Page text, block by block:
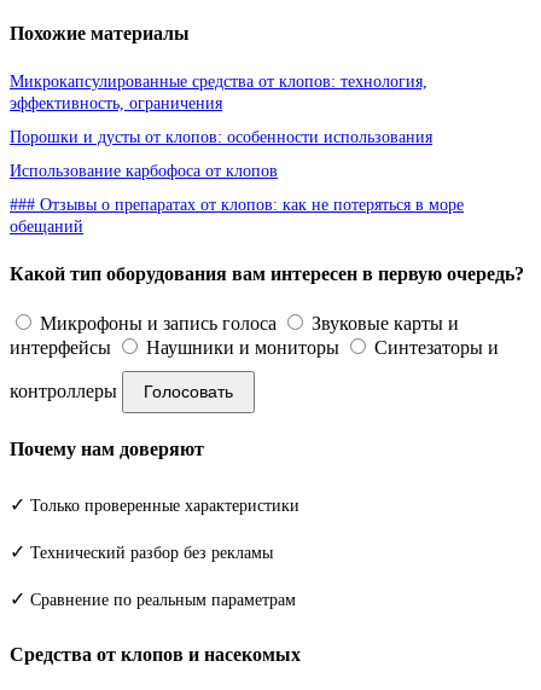
Похожие материалы
Микрокапсулированные средства от клопов: технология,
эффективность, ограничения
Порошки и дусты от клопов: особенности использования
Использование карбофоса от клопов
### Отзывы о препаратах от клопов: как не потеряться в море
обещаний
Какой тип оборудования вам интересен в первую очередь?
Микрофоны и запись голоса
Звуковые карты и
интерфейсы
Наушники и мониторы Синтезаторы и
контроллеры Голосовать
Почему нам доверяют
✓ Только проверенные характеристики
✓ Технический разбор без рекламы
✓ Сравнение по реальным параметрам
Средства от клопов и насекомых